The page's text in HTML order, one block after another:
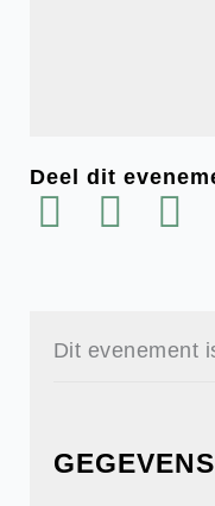
Deel dit
Dit evenement
GEGEVENS